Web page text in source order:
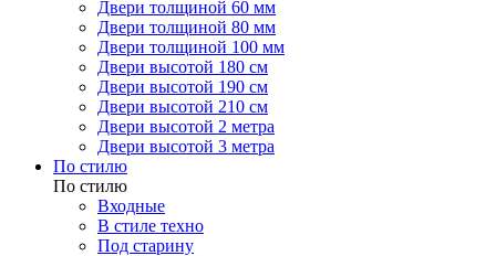
Двери толщиной 60 мм
Двери толщиной 80 мм
Двери толщиной 100 мм
Двери высотой 180 см
Двери высотой 190 см
Двери высотой 210 см
Двери высотой 2 метра
Двери высотой 3 метра
По стилю
По стилю
Входные
В стиле техно
Под старину